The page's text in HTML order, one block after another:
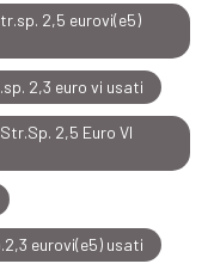
2,5 eurovi(e5)
2,3 euro vi usati
2,5 Euro VI
eurovi(e5) usati